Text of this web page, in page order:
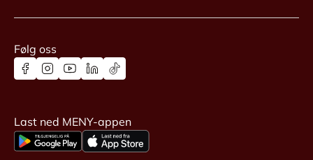
Følg oss
Last ned MENY-appen